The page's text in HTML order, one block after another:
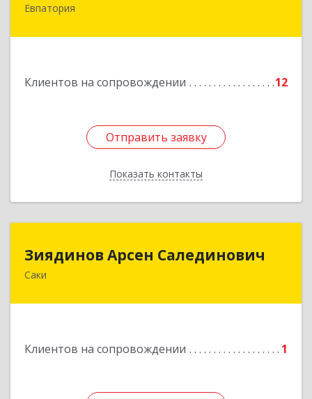
Евпатория
Клиентов на сопровождении 12
Отправить заявку
Показать контакты
297407, Крым Респ, Евпатория г, Победы пр-кт,
Отправить заявку
Назад
Зиядинов Арсен Салединович
Саки
Клиентов на сопровождении 1